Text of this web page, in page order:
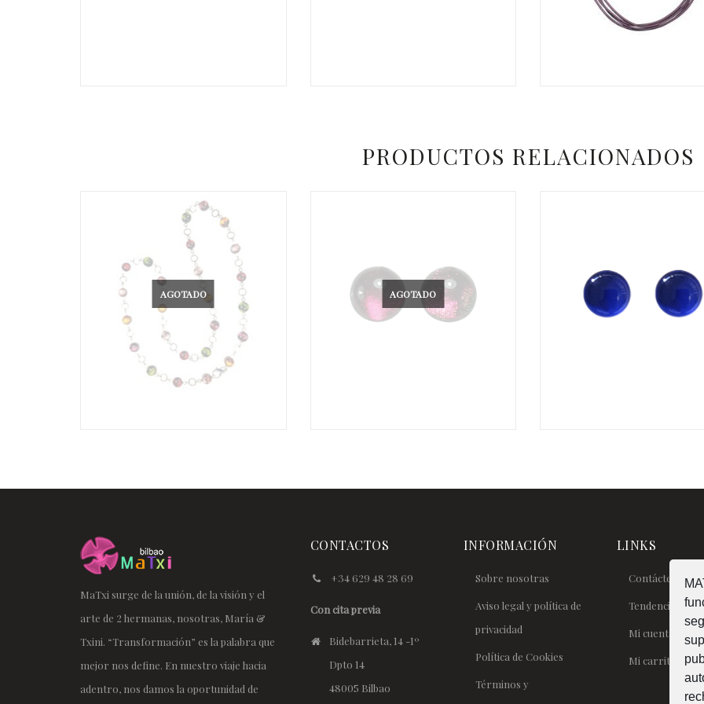
PRODUCTOS RELACIONADOS
AGOTADO AGOTADO
MaTxi surge de la unión, de la visión y el
arte de 2 hermanas, nosotras, María &
Txini. “Transformación” es la palabra que
mejor nos define. En nuestro viaje hacia
adentro, nos damos la oportunidad de
CONTACTOS
+34 629 48 28 69
Con cita previa
Bidebarrieta, 14 -1º
Dpto 14
48005 Bilbao
INFORMACIÓN
Sobre nosotras
Aviso legal y política de
privacidad
Política de Cookies
Términos y
LINKS
Contáctenos
Tendencias
Mi cuenta
Mi carrito